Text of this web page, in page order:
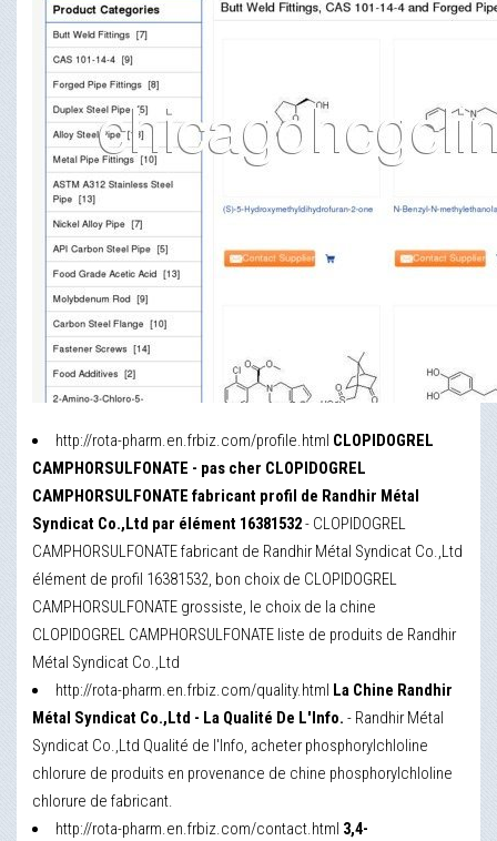
http://rota-pharm.en.frbiz.com/profile.html CLOPIDOGREL
CAMPHORSULFONATE - pas cher CLOPIDOGREL
CAMPHORSULFONATE fabricant profil de Randhir Métal
Syndicat Co.,Ltd par élément 16381532- CLOPIDOGREL
CAMPHORSULFONATE fabricant de Randhir Métal Syndicat Co.,Ltd
élément de profil 16381532, bon choix de CLOPIDOGREL
CAMPHORSULFONATE grossiste, le choix de la chine
CLOPIDOGREL CAMPHORSULFONATE liste de produits de Randhir
Métal Syndicat Co.,Ltd
http://rota-pharm.en.frbiz.com/quality.html La Chine Randhir
Métal Syndicat Co.,Ltd - La Qualité De L'Info. - Randhir Métal
Syndicat Co.,Ltd Qualité de l'Info, acheter phosphorylchloline
chlorure de produits en provenance de chine phosphorylchloline
chlorure de fabricant.
http://rota-pharm.en.frbiz.com/contact.html 3,4-